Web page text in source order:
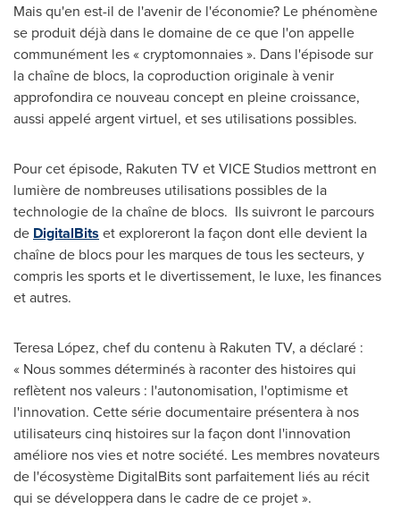
Mais qu'en est-il de l'avenir de l'économie? Le phénomène
se produit déjà dans le domaine de ce que l'on appelle
communément les « cryptomonnaies ». Dans l'épisode sur
la chaîne de blocs, la coproduction originale à venir
approfondira ce nouveau concept en pleine croissance,
aussi appelé argent virtuel, et ses utilisations possibles.
Pour cet épisode, Rakuten TV et VICE Studios mettront en
lumière de nombreuses utilisations possibles de la
technologie de la chaîne de blocs. Ils suivront le parcours
de DigitalBits et exploreront la façon dont elle devient la
chaîne de blocs pour les marques de tous les secteurs, y
compris les sports et le divertissement, le luxe, les finances
et autres.
Teresa López, chef du contenu à Rakuten TV, a déclaré :
« Nous sommes déterminés à raconter des histoires qui
reflètent nos valeurs : l'autonomisation, l'optimisme et
l'innovation. Cette série documentaire présentera à nos
utilisateurs cinq histoires sur la façon dont l'innovation
améliore nos vies et notre société. Les membres novateurs
de l'écosystème DigitalBits sont parfaitement liés au récit
qui se développera dans le cadre de ce projet ».